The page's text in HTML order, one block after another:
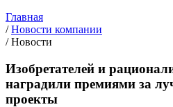
Главная
/Новости компании
/Новости
Изобретателей и
наградили премиями за
проекты